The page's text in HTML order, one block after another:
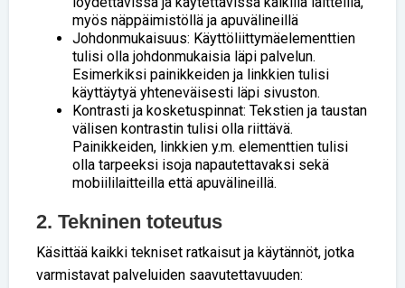
myös näppäimistöllä ja apuvälineillä
Johdonmukaisuus: Käyttöliittymäelementtien
tulisi olla johdonmukaisia läpi palvelun.
Esimerkiksi painikkeiden ja linkkien tulisi
käyttäytyä yhteneväisesti läpi sivuston.
Kontrasti ja kosketuspinnat: Tekstien ja taustan
välisen kontrastin tulisi olla riittävä.
Painikkeiden, linkkien y.m. elementtien tulisi
olla tarpeeksi isoja napautettavaksi sekä
mobiililaitteilla että apuvälineillä.
2. Tekninen toteutus
Käsittää kaikki tekniset ratkaisut ja käytännöt, jotka
varmistavat palveluiden saavutettavuuden: